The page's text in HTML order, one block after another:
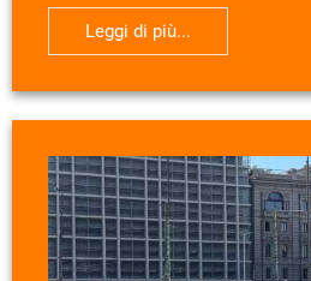
Leggi di più...